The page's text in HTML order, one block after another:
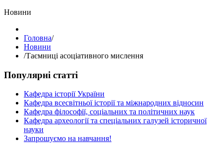
Hовини
Головна/
Hовини
/Таємниці асоціативного мислення
Популярні статті
Кафедра історії України
Кафедра всесвітньої історії та міжнародних відносин
Кафедра філософії, соціальних та політичних наук
Кафедра археології та спеціальних галузей історичної
науки
Запрошуємо на навчання!